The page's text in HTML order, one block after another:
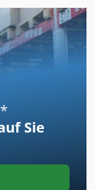
*
Sie